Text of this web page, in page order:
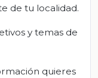
de tu localidad.
y temas de
quieres